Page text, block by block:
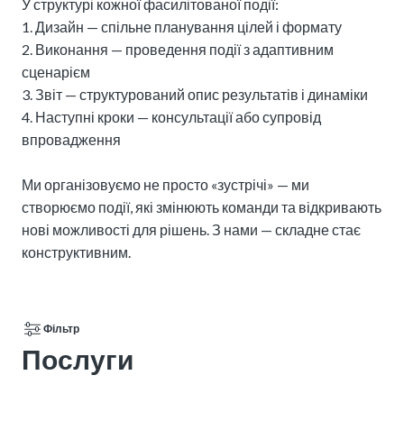
У структурі кожної фасилітованої події:
1. Дизайн — спільне планування цілей і формату
2. Виконання — проведення події з адаптивним
сценарієм
3. Звіт — структурований опис результатів і динаміки
4. Наступні кроки — консультації або супровід
впровадження
Ми організовуємо не просто «зустрічі» — ми
створюємо події, які змінюють команди та відкривають
нові можливості для рішень. З нами — складне стає
конструктивним.
Фільтр
Послуги